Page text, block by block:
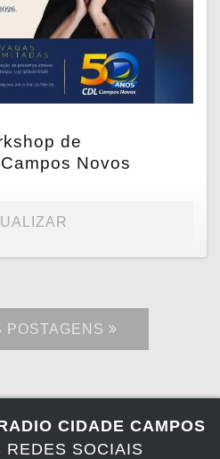
de
Novos
POSTAGENS
CIDADE CAMPOS
REDES SOCIAIS